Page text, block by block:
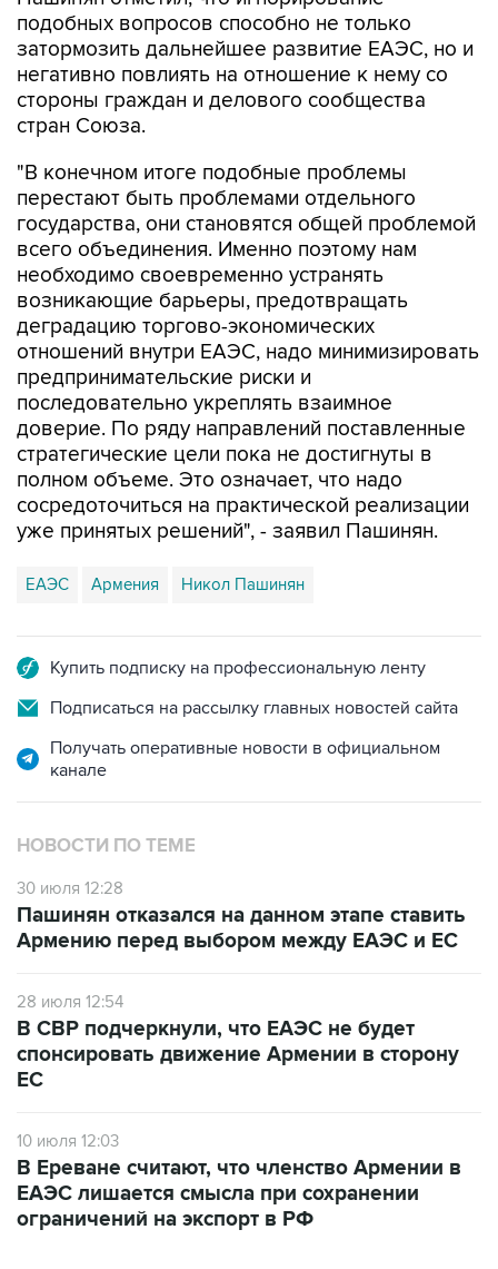
подобных вопросов способно не только
затормозить дальнейшее развитие ЕАЭС, но и
негативно повлиять на отношение к нему со
стороны граждан и делового сообщества
стран Союза.
"В конечном итоге подобные проблемы
перестают быть проблемами отдельного
государства, они становятся общей проблемой
всего объединения. Именно поэтому нам
необходимо своевременно устранять
возникающие барьеры, предотвращать
деградацию торгово-экономических
отношений внутри ЕАЭС, надо минимизировать
предпринимательские риски и
последовательно укреплять взаимное
доверие. По ряду направлений поставленные
стратегические цели пока не достигнуты в
полном объеме. Это означает, что надо
сосредоточиться на практической реализации
уже принятых решений", - заявил Пашинян.
ЕАЭС Армения Никол Пашинян
Купить подписку на профессиональную ленту
Подписаться на рассылку главных новостей сайта
Получать оперативные новости в официальном
канале
НОВОСТИ ПО ТЕМЕ
30 июля 12:28
Пашинян отказался на данном этапе ставить
Армению перед выбором между ЕАЭС и ЕС
28 июля 12:54
В СВР подчеркнули, что ЕАЭС не будет
спонсировать движение Армении в сторону
ЕС
10 июля 12:03
В Ереване считают, что членство Армении в
ЕАЭС лишается смысла при сохранении
ограничений на экспорт в РФ